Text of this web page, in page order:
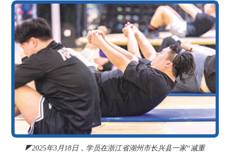
◤2025年3月18日，学员在浙江省湖州市长兴县一家“减重